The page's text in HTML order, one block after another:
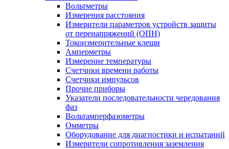
Вольтметры
Измерения расстояния
Измерители параметров устройств защиты
от перенапряжений (ОПН)
Токоизмерительные клещи
Амперметры
Измерение температуры
Счетчики времени работы
Счетчики импульсов
Прочие приборы
Указатели последовательности чередования
фаз
Вольтамперфазометры
Омметры
Оборудование для диагностики и испытаний
Измерители сопротивления заземления